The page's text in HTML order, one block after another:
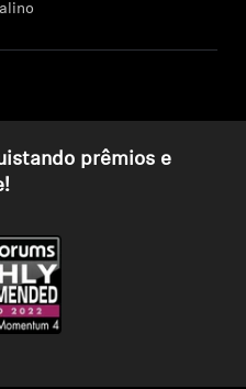
prêmios e